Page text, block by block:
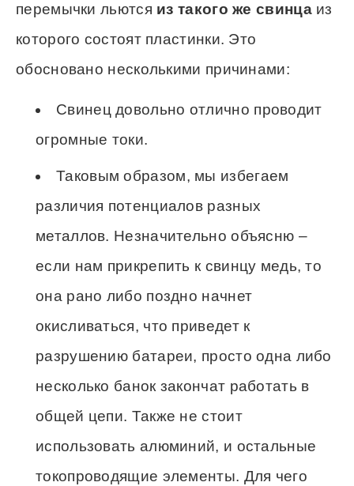
перемычки льются из такого же свинцаиз
которого состоят пластинки. Это
обосновано несколькими причинами:
Свинец довольно отлично проводит
огромные токи.
Таковым образом, мы избегаем
различия потенциалов разных
металлов. Незначительно объясню –
если нам прикрепить к свинцу медь, то
она рано либо поздно начнет
окисливаться, что приведет к
разрушению батареи, просто одна либо
несколько банок закончат работать в
общей цепи. Также не стоит
использовать алюминий, и остальные
токопроводящие элементы. Для чего